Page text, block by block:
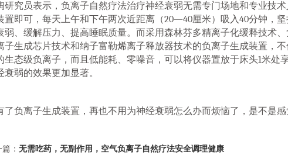
究员表示，负离子自然疗法治疗神经衰弱无需专门场地和专业技
置即可，每天上午和下午两次近距离（20—40厘米）吸入40分钟，
弱、缓解压力、提高睡眠质量。而采用森林芬多精离子化缓释技术
子生成芯片技术和纳子富勒烯离子释放器技术的负离子生成装置，
生态级负离子，而且低能耗、零噪音，可以将仪器置放于床头1米处
衰弱的效果更加显著。
负离子生成装置，再也不用为神经衰弱怎么办而烦恼了，是不是感
： 无需吃药，无副作用，空气负离子自然疗法安全调理健康